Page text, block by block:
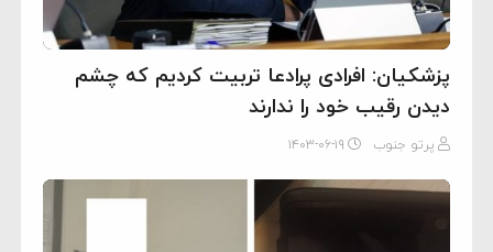
پزشکیان: افرادی پرادعا تربیت کردیم که چشم
دیدن رقیب خود را ندارند
پرتو جنوب ۱۴۰۳-۰۶-۱۹